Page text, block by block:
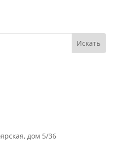
дом 5/36